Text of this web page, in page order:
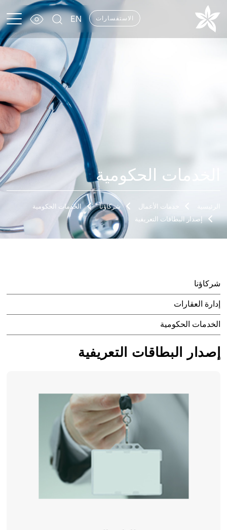
الاستفسارات EN
الخدمات الحكومية
خدمات الأعمال شركاؤنا الخدمات الحكومية
إصدار البطاقات التعريفية
شركاؤنا
إدارة العقارات
الخدمات الحكومية
إصدار البطاقات التعريفية